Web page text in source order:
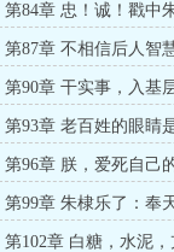
第84章 忠！诚！戳中
释权归皇帝所有！
第87章 不相信后人智
第90章 干实事，入基
第93章 老百姓的眼睛
老爷来搜刮我们？
第96章 朕，爱死自己
第99章 朱棣乐了：奉
点！
第102章 白糖，水泥